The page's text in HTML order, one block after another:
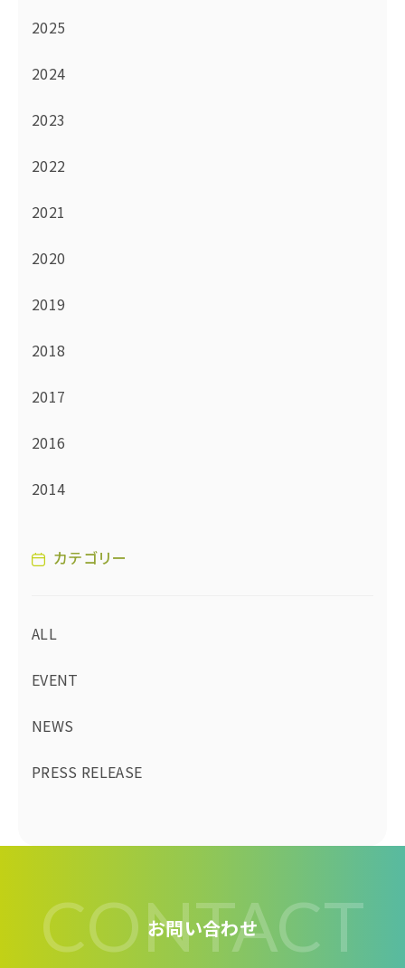
2025
2024
2023
2022
2021
2020
2019
2018
2017
2016
2014
カテゴリー
ALL
EVENT
NEWS
PRESS RELEASE
CONTACT
お問い合わせ